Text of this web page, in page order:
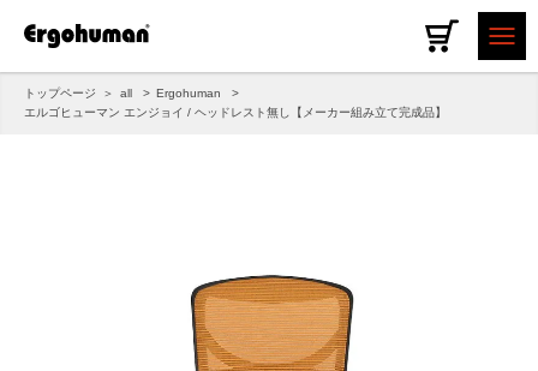
トップページ all
Ergohuman
エルゴヒューマン エンジョイ / ヘッドレスト無し【メーカー組み立て完成品】